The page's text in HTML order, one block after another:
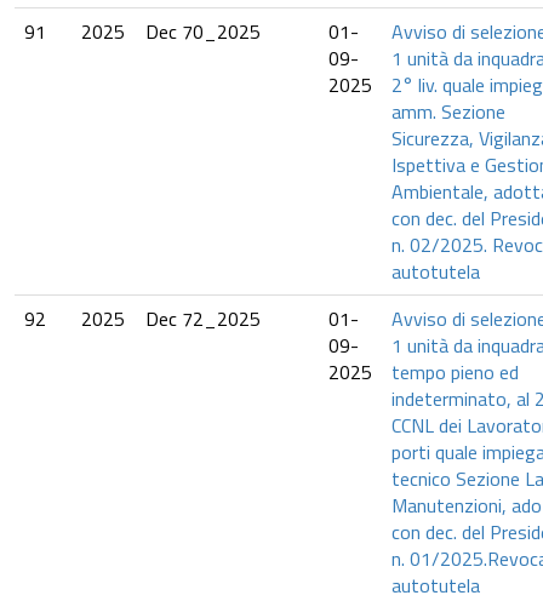
91
2025 Dec 70_2025
01-
09-
2025
Avviso di
1 unità da
2° liv. quale
amm. Sezione
Sicurezza,
Ispettiva e
Ambientale,
con dec. del
n. 02/2025.
autotutela
92
2025 Dec 72_2025
01-
09-
2025
Avviso di
1 unità da
tempo pieno ed
indeterminato, al
CCNL dei
porti quale
tecnico Sezione
Manutenzioni,
con dec. del
n. 01/
autotutela